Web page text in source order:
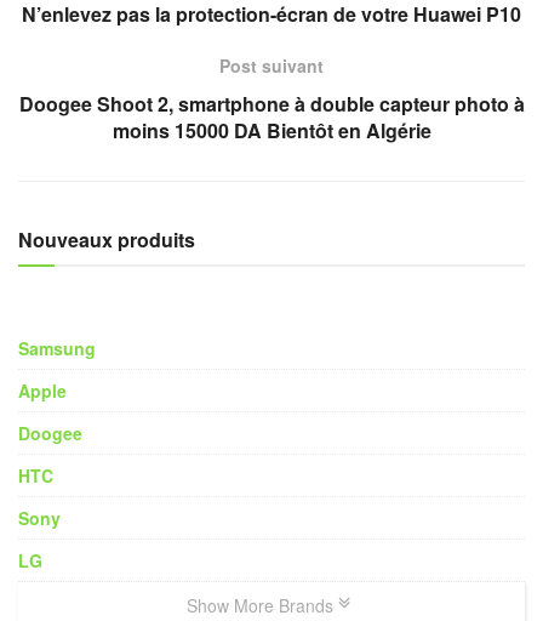
N’enlevez pas la protection-écran de votre Huawei P10
Post suivant
Doogee Shoot 2, smartphone à double capteur photo à
moins 15000 DA Bientôt en Algérie
Nouveaux produits
Samsung
Apple
Doogee
HTC
Sony
LG
Show More Brands